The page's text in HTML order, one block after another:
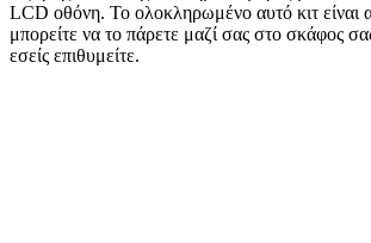
LCD οθόνη. Το ολοκληρωμένο αυτό κιτ είναι
μπορείτε να το πάρετε μαζί σας στο σκάφος
εσείς επιθυμείτε.